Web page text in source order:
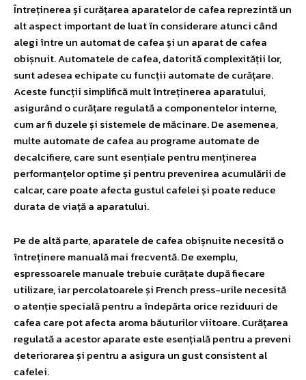
Întreținerea și curățarea aparatelor de cafea reprezintă un
alt aspect important de luat în considerare atunci când
alegi între un automat de cafea și un aparat de cafea
obișnuit. Automatele de cafea, datorită complexității lor,
sunt adesea echipate cu funcții automate de curățare.
Aceste funcții simplifică mult întreținerea aparatului,
asigurând o curățare regulată a componentelor interne,
cum ar fi duzele și sistemele de măcinare. De asemenea,
multe automate de cafea au programe automate de
decalcifiere, care sunt esențiale pentru menținerea
performanțelor optime și pentru prevenirea acumulării de
calcar, care poate afecta gustul cafelei și poate reduce
durata de viață a aparatului.
Pe de altă parte, aparatele de cafea obișnuite necesită o
întreținere manuală mai frecventă. De exemplu,
espressoarele manuale trebuie curățate după fiecare
utilizare, iar percolatoarele și French press-urile necesită
o atenție specială pentru a îndepărta orice reziduuri de
cafea care pot afecta aroma băuturilor viitoare. Curățarea
regulată a acestor aparate este esențială pentru a preveni
deteriorarea și pentru a asigura un gust consistent al
cafelei.